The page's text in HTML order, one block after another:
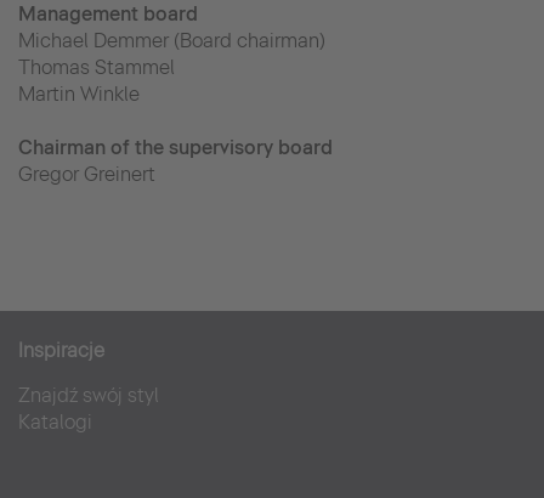
Management board
Michael Demmer (Board chairman)
Thomas Stammel
Martin Winkle
Chairman of the supervisory board
Gregor Greinert
Inspiracje
Znajdź swój styl
Katalogi